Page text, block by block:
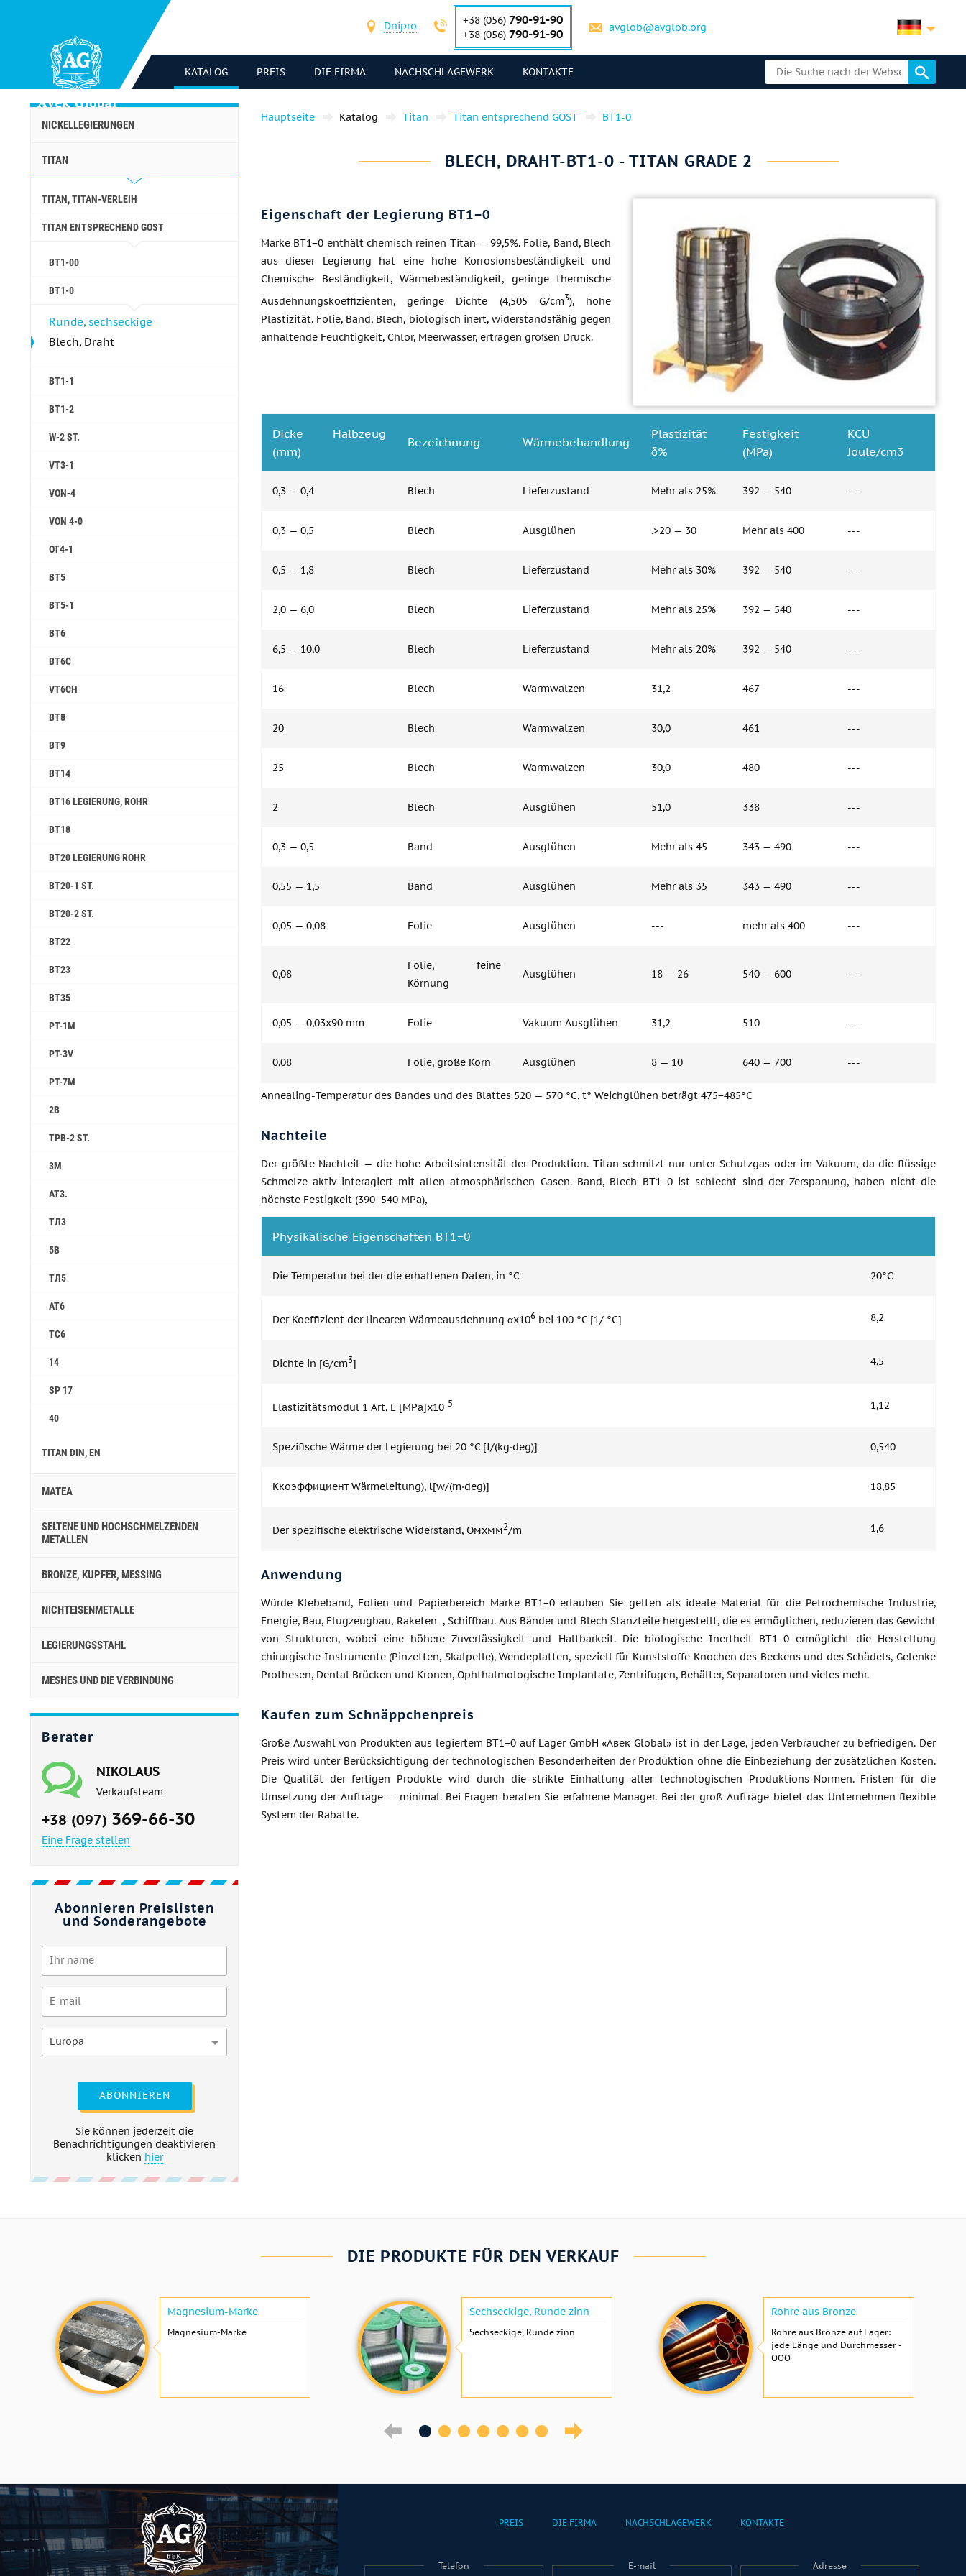
Dnipro +38 (056) 790-91-90
+38 (056) 790-91-90 avglob@avglob.org
KATALOG PREIS DIE FIRMA NACHSCHLAGEWERK KONTAKTE
NICKELLEGIERUNGEN
TITAN
TITAN, TITAN-VERLEIH
TITAN ENTSPRECHEND GOST
BT1-00
BT1-0
Runde, sechseckige
Blech, Draht
BT1-1
BT1-2
W-2 ST.
VT3-1
VON-4
VON 4-0
ОТ4-1
ВТ5
ВТ5-1
ВТ6
ВТ6С
VT6CH
ВТ8
ВТ9
ВТ14
ВТ16 LEGIERUNG, ROHR
ВТ18
ВТ20 LEGIERUNG ROHR
ВТ20-1 ST.
ВТ20-2 ST.
ВТ22
ВТ23
ВТ35
PT-1M
PT-3V
PT-7M
2B
TPB-2 ST.
3M
AT3.
ТЛ3
5B
ТЛ5
АТ6
ТС6
14
SP 17
40
TITAN DIN, EN
MATEA
SELTENE UND HOCHSCHMELZENDEN
METALLEN
BRONZE, KUPFER, MESSING
NICHTEISENMETALLE
LEGIERUNGSSTAHL
MESHES UND DIE VERBINDUNG
Berater
NIKOLAUS
Verkaufsteam
+38 (097) 369-66-30
Eine Frage stellen
Abonnieren Preislisten
und Sonderangebote
Europa
ABONNIEREN
Sie können jederzeit die
Benachrichtigungen deaktivieren
klicken hier
Hauptseite Katalog Titan Titan entsprechend GOST BT1-0
BLECH, DRAHT-BT1-0 - TITAN GRADE 2
Eigenschaft der Legierung BT1−0
Marke BT1−0 enthält chemisch reinen Titan — 99,5%. Folie, Band, Blech
aus dieser Legierung hat eine hohe Korrosionsbeständigkeit und
Chemische Beständigkeit, Wärmebeständigkeit, geringe thermische
Ausdehnungskoeffizienten, geringe Dichte (4,505 G/cm3), hohe
Plastizität. Folie, Band, Blech, biologisch inert, widerstandsfähig gegen
anhaltende Feuchtigkeit, Chlor, Meerwasser, ertragen großen Druck.
Dicke Halbzeug
(mm)
Bezeichnung Wärmebehandlung
Plastizität
δ%
Festigkeit
(MPa)
KCU
Joule/cm3
0,3 — 0,4 Blech Lieferzustand Mehr als 25% 392 — 540 ---
0,3 — 0,5 Blech Ausglühen .>20 — 30 Mehr als 400 ---
0,5 — 1,8 Blech Lieferzustand Mehr als 30% 392 — 540 ---
2,0 — 6,0 Blech Lieferzustand Mehr als 25% 392 — 540 ---
6,5 — 10,0 Blech Lieferzustand Mehr als 20% 392 — 540 ---
16 Blech Warmwalzen 31,2 467 ---
20 Blech Warmwalzen 30,0 461 ---
25 Blech Warmwalzen 30,0 480 ---
2 Blech Ausglühen 51,0 338 ---
0,3 — 0,5 Band Ausglühen Mehr als 45 343 — 490 ---
0,55 — 1,5 Band Ausglühen Mehr als 35 343 — 490 ---
0,05 — 0,08 Folie Ausglühen --- mehr als 400 ---
0,08
Folie, feine
Körnung
Ausglühen 18 — 26 540 — 600 ---
0,05 — 0,03x90 mm Folie Vakuum Ausglühen 31,2 510 ---
0,08 Folie, große Korn Ausglühen 8 — 10 640 — 700 ---
Annealing-Temperatur des Bandes und des Blattes 520 — 570 °C, t° Weichglühen beträgt 475−485°C
Nachteile
Der größte Nachteil — die hohe Arbeitsintensität der Produktion. Titan schmilzt nur unter Schutzgas oder im Vakuum, da die flüssige
Schmelze aktiv interagiert mit allen atmosphärischen Gasen. Band, Blech BT1−0 ist schlecht sind der Zerspanung, haben nicht die
höchste Festigkeit (390−540 MPa),
Physikalische Eigenschaften BT1−0
Die Temperatur bei der die erhaltenen Daten, in °C 20°C
Der Koeffizient der linearen Wärmeausdehnung αx106 bei 100 °C [1/ °C] 8,2
Dichte in [G/cm3] 4,5
Elastizitätsmodul 1 Art, E [MPa]x10-5 1,12
Spezifische Wärme der Legierung bei 20 °C [J/(kg·deg)] 0,540
Ккоэффициент Wärmeleitung), l[w/(m·deg)] 18,85
Der spezifische elektrische Widerstand, Омхмм2/m 1,6
Anwendung
Würde Klebeband, Folien-und Papierbereich Marke BT1−0 erlauben Sie gelten als ideale Material für die Petrochemische Industrie,
Energie, Bau, Flugzeugbau, Raketen -, Schiffbau. Aus Bänder und Blech Stanzteile hergestellt, die es ermöglichen, reduzieren das Gewicht
von Strukturen, wobei eine höhere Zuverlässigkeit und Haltbarkeit. Die biologische Inertheit BT1−0 ermöglicht die Herstellung
chirurgische Instrumente (Pinzetten, Skalpelle), Wendeplatten, speziell für Kunststoffe Knochen des Beckens und des Schädels, Gelenke
Prothesen, Dental Brücken und Kronen, Ophthalmologische Implantate, Zentrifugen, Behälter, Separatoren und vieles mehr.
Kaufen zum Schnäppchenpreis
Große Auswahl von Produkten aus legiertem BT1−0 auf Lager GmbH «Авек Global» ist in der Lage, jeden Verbraucher zu befriedigen. Der
Preis wird unter Berücksichtigung der technologischen Besonderheiten der Produktion ohne die Einbeziehung der zusätzlichen Kosten.
Die Qualität der fertigen Produkte wird durch die strikte Einhaltung aller technologischen Produktions-Normen. Fristen für die
Umsetzung der Aufträge — minimal. Bei Fragen beraten Sie erfahrene Manager. Bei der groß-Aufträge bietet das Unternehmen flexible
System der Rabatte.
DIE PRODUKTE FÜR DEN VERKAUF
Magnesium-Marke
Magnesium-Marke
Sechseckige, Runde zinn
Sechseckige, Runde zinn
Rohre aus Bronze
Rohre aus Bronze auf Lager:
jede Länge und Durchmesser -
OOO
PREIS DIE FIRMA NACHSCHLAGEWERK KONTAKTE
Telefon E-mail Adresse